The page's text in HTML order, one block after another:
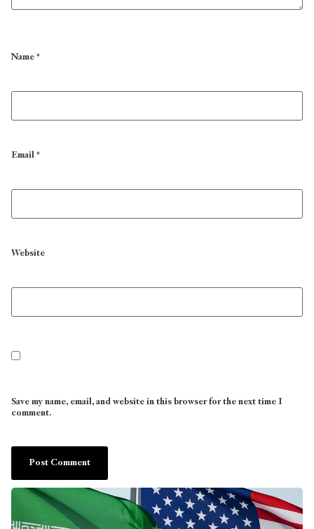
Name*
Email*
Website
Save my name, email, and website in this browser for the next time I
comment.